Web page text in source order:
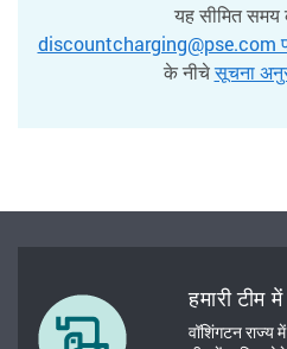
यह सीमित
discountcharging@pse.com
के नीचेसूचना
हमारी टीम
वॉशिंगटन राज्य